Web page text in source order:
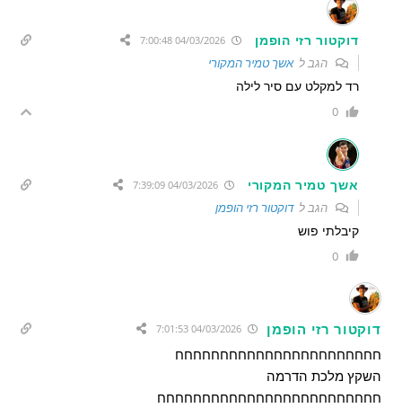
דוקטור רזי הופמן
הגב לאשך טמיר המקורי
רד למקלט עם סיר לילה
0
אשך טמיר המקורי
הגב לדוקטור רזי הופמן
קיבלתי פוש
0
דוקטור רזי הופמן
חחחחחחחחחחחחחחחחחחחחחחח
השקץ מלכת הדרמה
חחחחחחחחחחחחחחחחחחחחחחחחח